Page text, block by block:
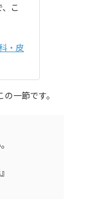
こ
・皮
一節です。